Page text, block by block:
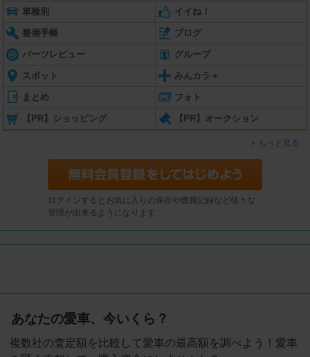
車種別 イイね！
整備手帳 ブログ
パーツレビュー グループ
スポット みんカラ＋
まとめ フォト
【PR】ショッピング 【PR】オークション
もっと見る
ログインするとお気に入りの保存や燃費記録など様々な
管理が出来るようになります
あなたの愛車、今いくら？
複数社の査定額を比較して愛車の最高額を調べよう！愛車